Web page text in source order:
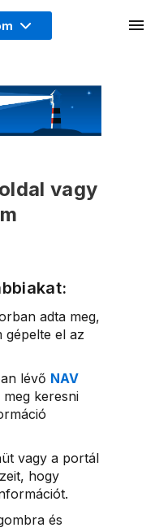
vagy
adta meg,
gépelte el az
lévő NAV
keresni
vagy a portál
hogy
és